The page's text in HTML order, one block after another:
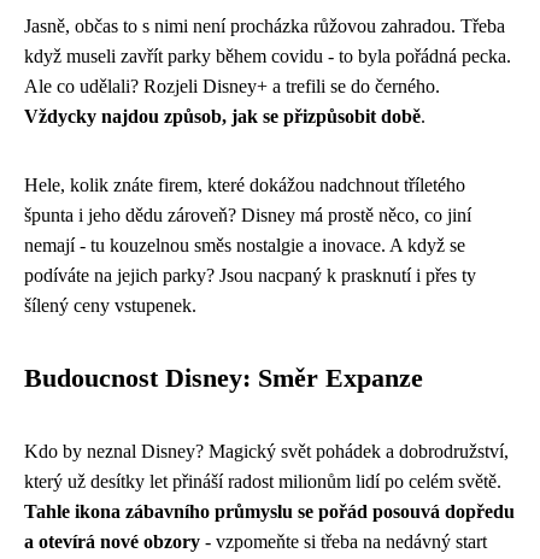
Jasně, občas to s nimi není procházka růžovou zahradou. Třeba
když museli zavřít parky během covidu - to byla pořádná pecka.
Ale co udělali? Rozjeli Disney+ a trefili se do černého.
Vždycky najdou způsob, jak se přizpůsobit době.
Hele, kolik znáte firem, které dokážou nadchnout tříletého
špunta i jeho dědu zároveň? Disney má prostě něco, co jiní
nemají - tu kouzelnou směs nostalgie a inovace. A když se
podíváte na jejich parky? Jsou nacpaný k prasknutí i přes ty
šílený ceny vstupenek.
Budoucnost Disney: Směr Expanze
Kdo by neznal Disney? Magický svět pohádek a dobrodružství,
který už desítky let přináší radost milionům lidí po celém světě.
Tahle ikona zábavního průmyslu se pořád posouvá dopředu
a otevírá nové obzory - vzpomeňte si třeba na nedávný start